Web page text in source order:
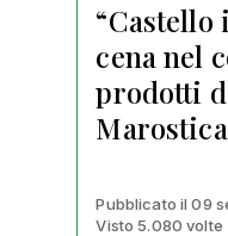
“Castello
cena nel
prodotti
Marostica
Pubblicato il 09
Visto 5.080 volte